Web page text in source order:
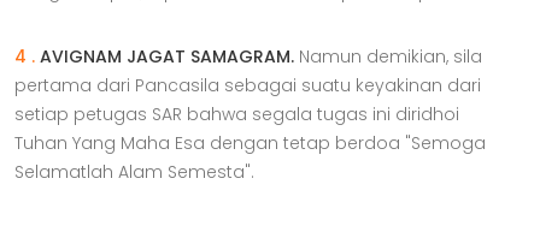
4 . AVIGNAM JAGAT SAMAGRAM. Namun demikian, sila
pertama dari Pancasila sebagai suatu keyakinan dari
setiap petugas SAR bahwa segala tugas ini diridhoi
Tuhan Yang Maha Esa dengan tetap berdoa "Semoga
Selamatlah Alam Semesta".